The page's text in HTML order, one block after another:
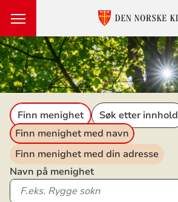
Den
norske
kirke
Finn menighet
Søk etter innhold
Finn menighet med navn
Finn menighet med din adresse
Navn på menighet